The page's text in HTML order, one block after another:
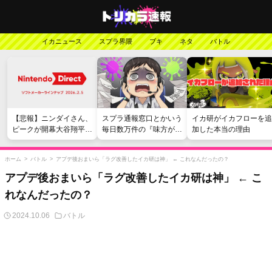
イカニュース スプラ界隈 ブキ ネタ バトル
【悲報】ニンダイさん、
ピークが開幕大谷翔平の
がっかりダイレクトだっ
たと言われてしまう
スプラ通報窓口とかいう
毎日数万件の『味方が弱
い』愚痴を読まされる苦
行
イカ研がイカフローを追
加した本当の理由
ホーム > バトル > アプデ後おまいら「ラグ改善したイカ研は神」 ← これなんだったの？
アプデ後おまいら「ラグ改善したイカ研は神」 ← こ
れなんだったの？
2024.10.06 バトル